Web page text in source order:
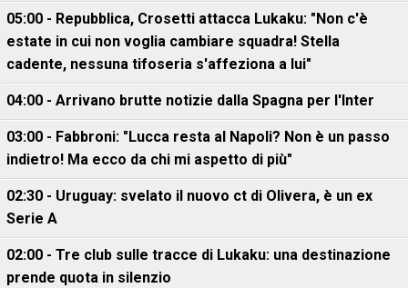
05:00 - Repubblica, Crosetti attacca Lukaku: "Non c'è
estate in cui non voglia cambiare squadra! Stella
cadente, nessuna tifoseria s'affeziona a lui"
04:00 - Arrivano brutte notizie dalla Spagna per l'Inter
03:00 - Fabbroni: "Lucca resta al Napoli? Non è un passo
indietro! Ma ecco da chi mi aspetto di più"
02:30 - Uruguay: svelato il nuovo ct di Olivera, è un ex
Serie A
02:00 - Tre club sulle tracce di Lukaku: una destinazione
prende quota in silenzio